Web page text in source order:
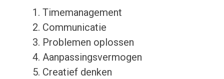
Timemanagement
Communicatie
Problemen oplossen
Aanpassingsvermogen
Creatief denken